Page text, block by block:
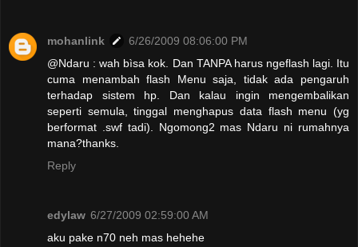
mohanlink
6/26/2009 08:06:00 PM
@Ndaru : wah bìsa kok. Dan TANPA harus ngeflash lagi. Itu
cuma menambah flash Menu saja, tidak ada pengaruh
terhadap sistem hp. Dan kalau ingin mengembalikan
seperti semula, tinggal menghapus data flash menu (yg
berformat .swf tadi). Ngomong2 mas Ndaru ni rumahnya
mana?thanks.
Reply
edylaw 6/27/2009 02:59:00 AM
aku pake n70 neh mas hehehe